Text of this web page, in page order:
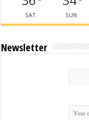
SAT SUN
Newsletter